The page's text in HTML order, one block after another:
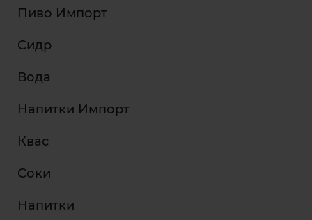
Пиво Импорт
Сидр
Вода
Напитки Импорт
Квас
Соки
Напитки